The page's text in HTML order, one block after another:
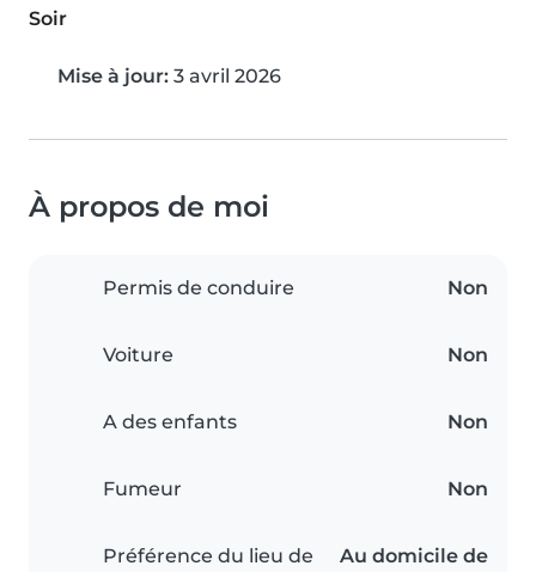
Soir
Mise à jour: 3 avril 2026
À propos de moi
Permis de conduire Non
Voiture Non
A des enfants Non
Fumeur Non
Préférence du lieu de
Au domicile de